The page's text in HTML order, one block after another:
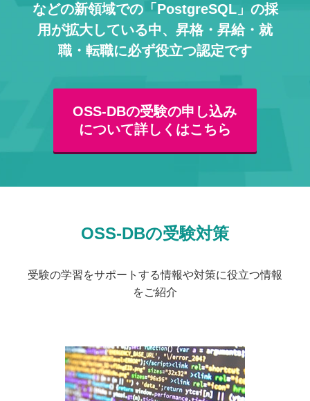
などの新領域での「PostgreSQL」の採
用が拡大している中、 昇格・昇給・就
職・転職に必ず役立つ認定です
OSS-DBの受験の申し込み
について詳しくはこちら
OSS-DBの受験対策
受験の学習をサポートする情報や対策に役立つ情報
をご紹介